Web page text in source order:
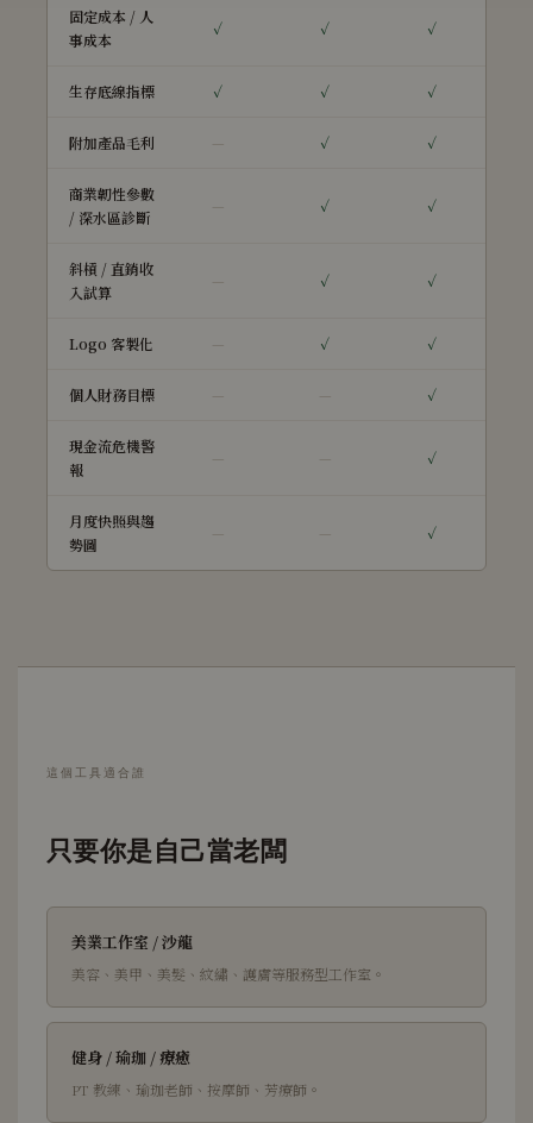
固定成本 / 人
事成本
✓ ✓ ✓
生存底線指標 ✓ ✓ ✓
附加產品毛利 — ✓ ✓
商業韌性參數
/ 深水區診斷
— ✓ ✓
斜槓 / 直銷收
入試算
— ✓ ✓
Logo 客製化 — ✓ ✓
個人財務目標 — — ✓
現金流危機警
報
— — ✓
月度快照與趨
勢圖
— — ✓
這個工具適合誰
只要你是自己當老闆
美業工作室 / 沙龍
美容、美甲、美髮、紋繡、護膚等服務型工作室。
健身 / 瑜珈 / 療癒
PT 教練、瑜珈老師、按摩師、芳療師。